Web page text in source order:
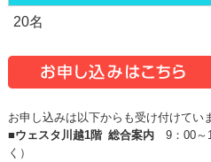
20名
お申し込みは以下からも受け付けてい
■ウェスタ川越1階 総合案内9：00～
く）